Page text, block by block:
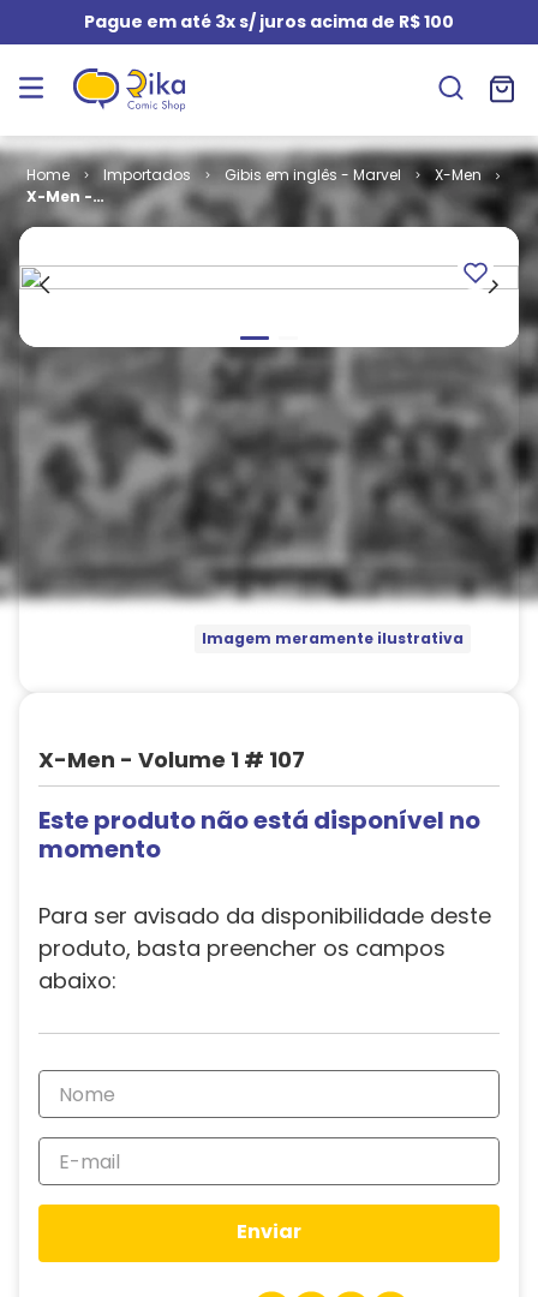
Pague em até 3x s/ juros acima de R$ 100
Importados Gibis em inglês - Marvel
X-Men
X-Men -
Volume 1 #
Imagem meramente ilustrativa
X-Men - Volume 1 # 107
Este produto não está disponível no
momento
Para ser avisado da disponibilidade deste
produto, basta preencher os campos
abaixo:
Enviar